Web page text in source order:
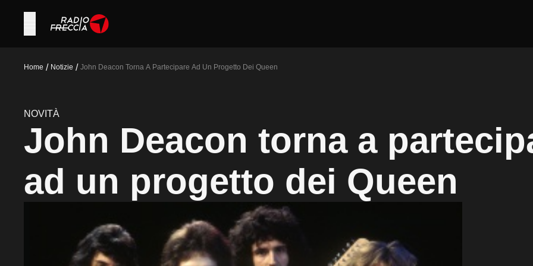
Home / Notizie / John Deacon Torna A Partecipare Ad Un Progetto Dei Queen
NOVITÀ
John Deacon torna a
ad un progetto dei Queen